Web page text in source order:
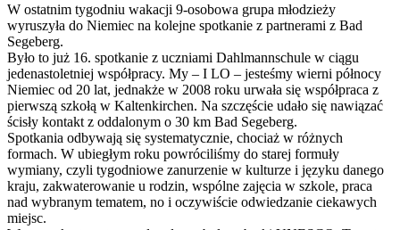
W ostatnim tygodniu wakacji 9-osobowa grupa młodzieży
wyruszyła do Niemiec na kolejne spotkanie z partnerami z Bad
Segeberg.
Było to już 16. spotkanie z uczniami Dahlmannschule w ciągu
jedenastoletniej współpracy. My – I LO – jesteśmy wierni północy
Niemiec od 20 lat, jednakże w 2008 roku urwała się współpraca z
pierwszą szkołą w Kaltenkirchen. Na szczęście udało się nawiązać
ścisły kontakt z oddalonym o 30 km Bad Segeberg.
Spotkania odbywają się systematycznie, chociaż w różnych
formach. W ubiegłym roku powróciliśmy do starej formuły
wymiany, czyli tygodniowe zanurzenie w kulturze i języku danego
kraju, zakwaterowanie u rodzin, wspólne zajęcia w szkole, praca
nad wybranym tematem, no i oczywiście odwiedzanie ciekawych
miejsc.